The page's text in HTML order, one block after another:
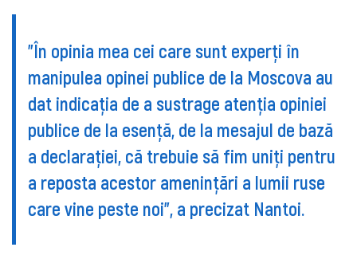
"În opinia mea cei care sunt experți în
manipulea opinei publice de la Moscova au
dat indicația de a sustrage atenția opiniei
publice de la esență, de la mesajul de bază
a declarației, că trebuie să fim uniți pentru
a reposta acestor amenințări a lumii ruse
care vine peste noi", a precizat Nantoi.